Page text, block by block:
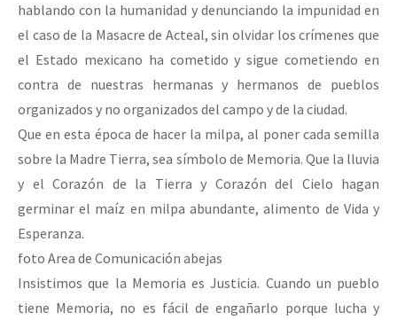
hablando con la humanidad y denunciando la impunidad en
el caso de la Masacre de Acteal, sin olvidar los crímenes que
el Estado mexicano ha cometido y sigue cometiendo en
contra de nuestras hermanas y hermanos de pueblos
organizados y no organizados del campo y de la ciudad.
Que en esta época de hacer la milpa, al poner cada semilla
sobre la Madre Tierra, sea símbolo de Memoria. Que la lluvia
y el Corazón de la Tierra y Corazón del Cielo hagan
germinar el maíz en milpa abundante, alimento de Vida y
Esperanza.
foto Area de Comunicación abejas
Insistimos que la Memoria es Justicia. Cuando un pueblo
tiene Memoria, no es fácil de engañarlo porque lucha y